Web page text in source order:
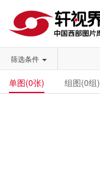
筛选条件
单图(0张) 组图(0组)